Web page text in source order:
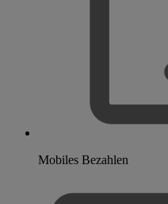
Mobiles Bezahlen